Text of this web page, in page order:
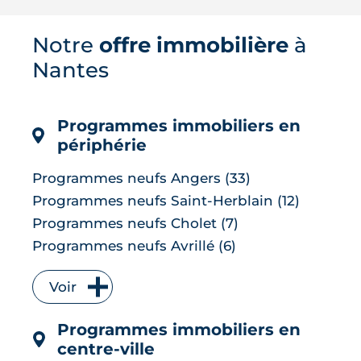
zones plantées. Cette cartographie de
la surchauffe aide désormais à cibler la
renaturation de la ville, du plan Pleine
LIRE L'ARTICLE
Notre offre immobilière à
Nantes
Programmes immobiliers en
périphérie
Programmes neufs Angers (33)
Programmes neufs Saint-Herblain (12)
Programmes neufs Cholet (7)
Programmes neufs Avrillé (6)
Programmes neufs La Chapelle-sur-Erdre
(6)
Programmes neufs Les Herbiers (4)
Programmes neufs Orvault (4)
Programmes neufs Saint-Sébastien-sur-
Voir
Programmes immobiliers en
centre-ville